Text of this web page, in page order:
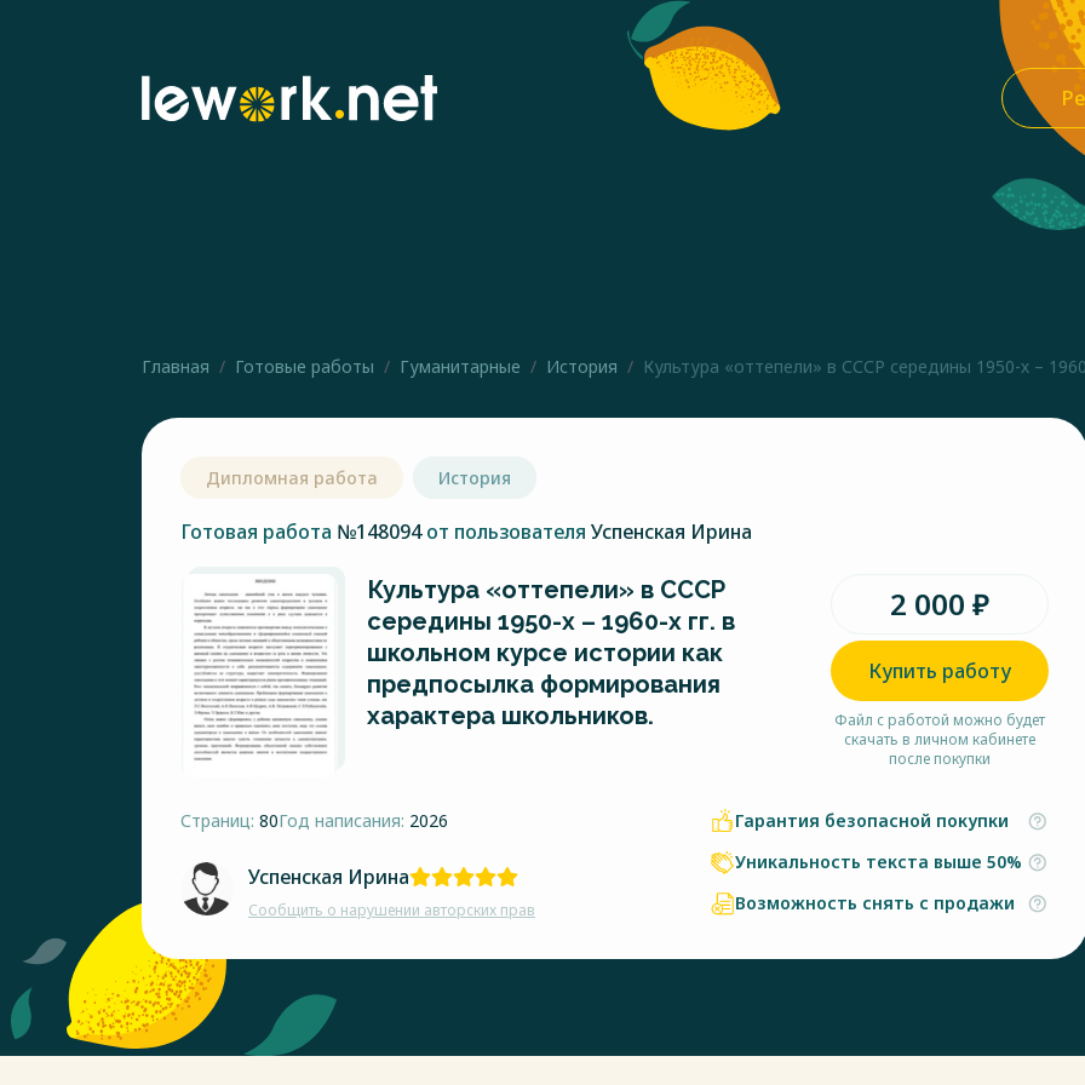
Главная Готовые работы Гуманитарные История Культура «оттепели» в СССР середины 1950-х –
Дипломная работа История
Готовая работа №148094от пользователя Успенская Ирина
Культура «оттепели» в СССР
середины 1950-х – 1960-х гг. в
школьном курсе истории как
предпосылка формирования
характера школьников.
2 000 ₽
Купить работу
Файл с работой можно будет
скачать в личном кабинете
после покупки
Страниц: 80Год написания: 2026
Успенская Ирина
Сообщить о нарушении авторских прав
Гарантия безопасной покупки
Уникальность текста выше 50%
Возможность снять с продажи